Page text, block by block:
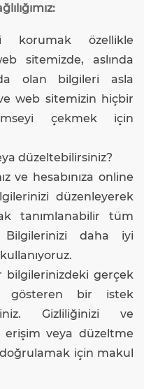
korumak özellikle
sitemizde, aslında
olan bilgileri asla
web sitemizin hiçbir
çekmek için
düzeltebilirsiniz?
ve hesabınıza online
düzenleyerek
tanımlanabilir tüm
Bilgilerinizi daha iyi
bilgilerinizdeki gerçek
gösteren bir istek
Gizliliğinizi ve
veya düzeltme
için makul